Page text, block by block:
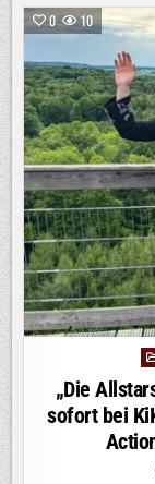
0 10
„Die
sofort bei